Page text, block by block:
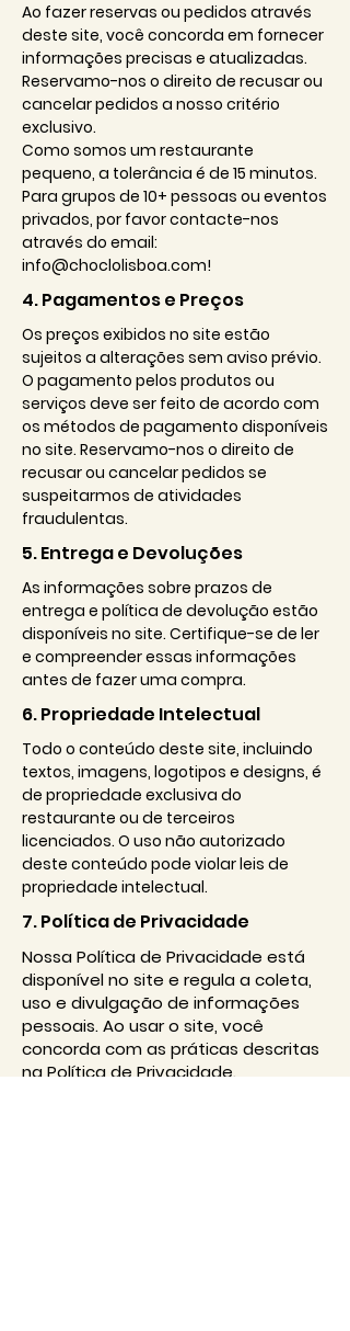
Ao fazer reservas ou pedidos através
deste site, você concorda em fornecer
informações precisas e atualizadas.
Reservamo-nos o direito de recusar ou
cancelar pedidos a nosso critério
exclusivo.
Como somos um restaurante
pequeno, a tolerância é de 15 minutos.
Para grupos de 10+ pessoas ou eventos
privados, por favor contacte-nos
através do email:
info@choclolisboa.com!
4. Pagamentos e Preços
Os preços exibidos no site estão
sujeitos a alterações sem aviso prévio.
O pagamento pelos produtos ou
serviços deve ser feito de acordo com
os métodos de pagamento disponíveis
no site. Reservamo-nos o direito de
recusar ou cancelar pedidos se
suspeitarmos de atividades
fraudulentas.
5. Entrega e Devoluções
As informações sobre prazos de
entrega e política de devolução estão
disponíveis no site. Certifique-se de ler
e compreender essas informações
antes de fazer uma compra.
6. Propriedade Intelectual
Todo o conteúdo deste site, incluindo
textos, imagens, logotipos e designs, é
de propriedade exclusiva do
restaurante ou de terceiros
licenciados. O uso não autorizado
deste conteúdo pode violar leis de
propriedade intelectual.
7. Política de Privacidade
Nossa Política de Privacidade está
disponível no site e regula a coleta,
uso e divulgação de informações
pessoais. Ao usar o site, você
concorda com as práticas descritas
na Política de Privacidade.